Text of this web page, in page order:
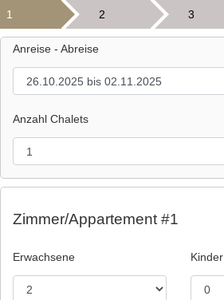
1 2 3
Anreise - Abreise
Anzahl Chalets
Zimmer/Appartement #1
Erwachsene Kinder